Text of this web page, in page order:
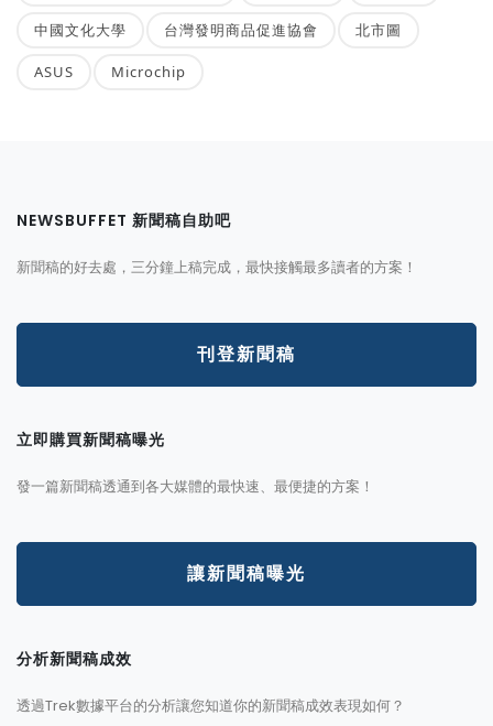
中國文化大學 台灣發明商品促進協會 北市圖
ASUS Microchip
NEWSBUFFET 新聞稿自助吧
新聞稿的好去處，三分鐘上稿完成，最快接觸最多讀者的方案！
刊登新聞稿
立即購買新聞稿曝光
發一篇新聞稿透通到各大媒體的最快速、最便捷的方案！
讓新聞稿曝光
分析新聞稿成效
透過Trek數據平台的分析讓您知道你的新聞稿成效表現如何？